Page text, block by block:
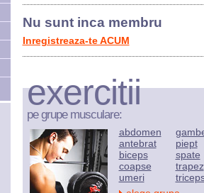
Nu sunt inca membru
Inregistreaza-te ACUM
exercitii
pe grupe musculare:
abdomen
antebrat
biceps
coapse
umeri
piept
spate
trapez